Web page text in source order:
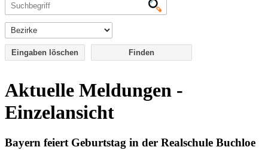
Eingaben löschen
Aktuelle Meldungen -
Einzelansicht
Bayern feiert Geburtstag in der Realschule Buchloe